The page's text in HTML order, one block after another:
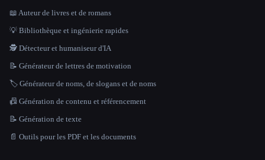
📖 Auteur de livres et de romans
💡 Bibliothèque et ingénierie rapides
🕵️ Détecteur et humaniseur d'IA
📝 Générateur de lettres de motivation
🏷️ Générateur de noms, de slogans et de noms
📠 Génération de contenu et référencement
📝 Génération de texte
📄 Outils pour les PDF et les documents